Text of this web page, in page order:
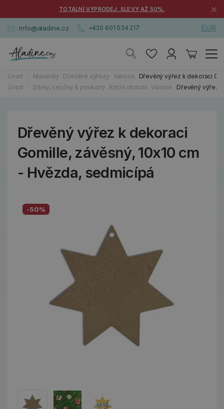
TOTÁLNÍ VÝPRODEJ. SLEVY AŽ 50%. ×
info@aladine.cz +420 601 534 217 EUR
Úvod Materiály Dřevěné výřezy Vánoce
Dřevěný výřez k dekoraci
Úvod
Dárky, sezóny & poukazy Roční období Vánoce Dřevěný výřez
Dřevěný výřez k dekoraci
Gomille, závěsný, 10x10 cm
- Hvězda, sedmicípá
-50%